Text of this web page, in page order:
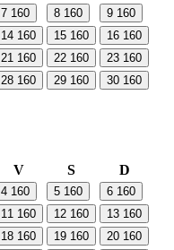
7 160 8 160 9 160
14 160 15 160 16 160
21 160 22 160 23 160
28 160 29 160 30 160
V S D
4 160 5 160 6 160
11 160 12 160 13 160
18 160 19 160 20 160